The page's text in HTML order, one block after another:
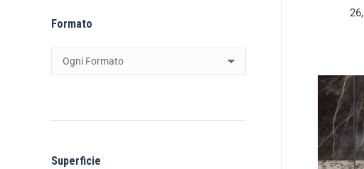
Formato
Superficie